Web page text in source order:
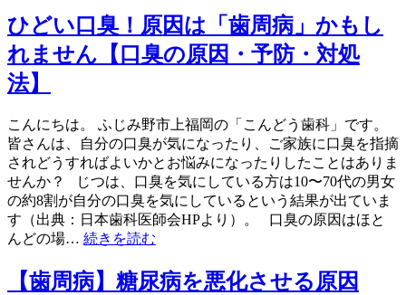
ひどい口臭！原因は「歯周病」かもし
れません【口臭の原因・予防・対処
法】
こんにちは。 ふじみ野市上福岡の「こんどう歯科」です。
皆さんは、自分の口臭が気になったり、ご家族に口臭を指摘
されどうすればよいかとお悩みになったりしたことはありま
せんか？ じつは、口臭を気にしている方は10〜70代の男女
の約8割が自分の口臭を気にしているという結果が出ていま
す（出典：日本歯科医師会HPより）。 口臭の原因はほと
んどの場… 続きを読む
【歯周病】糖尿病を悪化させる原因